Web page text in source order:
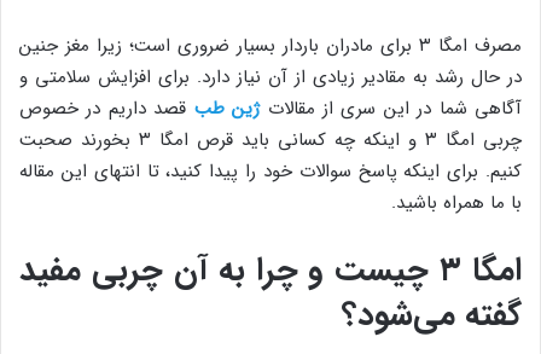
مصرف امگا ۳ برای مادران باردار بسیار ضروری است؛ زیرا مغز جنین
در حال رشد به مقادیر زیادی از آن نیاز دارد. برای افزایش سلامتی و
آگاهی شما در این سری از مقالاتژین طب قصد داریم در خصوص
چربی امگا ۳ و اینکه چه کسانی باید قرص امگا ۳ بخورند صحبت
کنیم. برای اینکه پاسخ سوالات خود را پیدا کنید، تا انتهای این مقاله
با ما همراه باشید.
امگا ۳ چیست و چرا به آن چربی مفید
گفته می‌شود؟